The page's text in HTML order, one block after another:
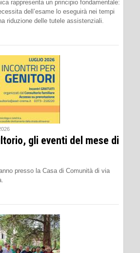
rappresenta un principio fondamentale:
dell’esame lo eseguirà nei tempi
riduzione delle tutele assistenziali.
gli eventi del mese di
presso la Casa di Comunità di via